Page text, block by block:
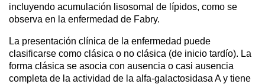
incluyendo acumulación lisosomal de lípidos, como se
observa en la enfermedad de Fabry.
La presentación clínica de la enfermedad puede
clasificarse como clásica o no clásica (de inicio tardío). La
forma clásica se asocia con ausencia o casi ausencia
completa de la actividad de la alfa-galactosidasa A y tiene